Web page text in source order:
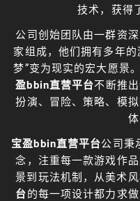
技术，获得
公司创始团队由一群资
家组成，他们拥有多年
梦”变为现实的宏大愿景
盈bbin直营平台不断推
扮演、冒险、策略、模
宝盈bbin直营平台公司秉
念，注重每一款游戏作
景到玩法机制，从美术风
台的每一项设计都力求